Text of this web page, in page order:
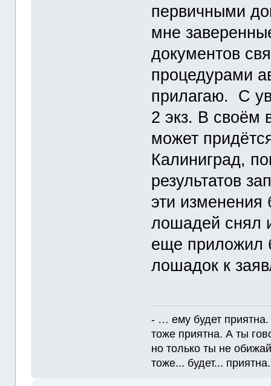
первичными
мне
документов
процедурами
прилагаю. С
2 экз. В своём
может
Калиниград,
результатов
эти
лошадей снял
еще приложил
лошадок к
- … ему будет приятна.
тоже приятна. А ты
но только ты не
тоже... будет...